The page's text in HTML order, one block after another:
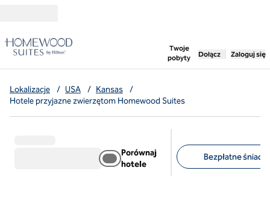
Twoje
pobyty
,otwiera nową
Dołącz Zaloguj się
Lokalizacje / USA / Kansas
/
Hotele przyjazne zwierzętom Homewood Suites
Porównaj
hotele
Bezpłatne